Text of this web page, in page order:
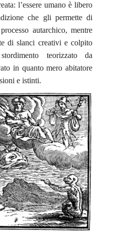
l’essere umano è libero
che gli permette di
autarchico, mentre
di slanci creativi e colpito
teorizzato da
in quanto mero abitatore
e istinti.